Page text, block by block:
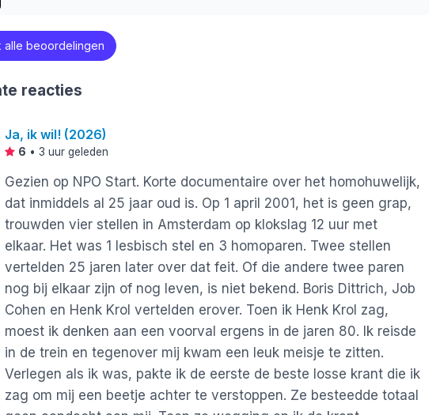
alle beoordelingen
reacties
Ja, ik wil! (2026)
6 • 3 uur geleden
Gezien op NPO Start. Korte documentaire over het homohuwelijk,
dat inmiddels al 25 jaar oud is. Op 1 april 2001, het is geen grap,
trouwden vier stellen in Amsterdam op klokslag 12 uur met
elkaar. Het was 1 lesbisch stel en 3 homoparen. Twee stellen
vertelden 25 jaren later over dat feit. Of die andere twee paren
nog bij elkaar zijn of nog leven, is niet bekend. Boris Dittrich, Job
Cohen en Henk Krol vertelden erover. Toen ik Henk Krol zag,
moest ik denken aan een voorval ergens in de jaren 80. Ik reisde
in de trein en tegenover mij kwam een leuk meisje te zitten.
Verlegen als ik was, pakte ik de eerste de beste losse krant die ik
zag om mij een beetje achter te verstoppen. Ze besteedde totaal